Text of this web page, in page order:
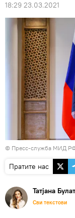
18:29 23.03.2021
© Пресс-служба МИД
Пратите нас
Татјана
Сви текстови